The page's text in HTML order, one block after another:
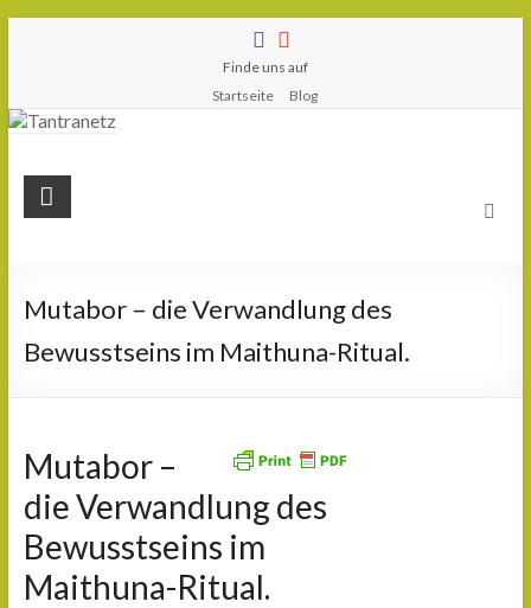
Finde uns auf
Startseite
Blog
Tantranetz
Eros
und
Mutabor – die Verwandlung des
Bewusstseins im Maithuna-Ritual.
Mutabor –
die Verwandlung des
Bewusstseins im
Maithuna-Ritual.